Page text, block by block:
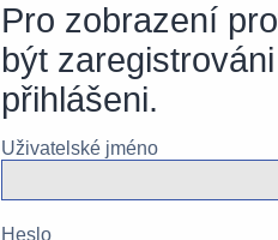
Pro zobrazení
být
přihlášeni.
Uživatelské jméno
Heslo